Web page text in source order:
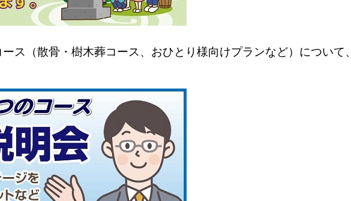
ス（散骨・樹木葬コース、おひとり様向けプランなど）について、